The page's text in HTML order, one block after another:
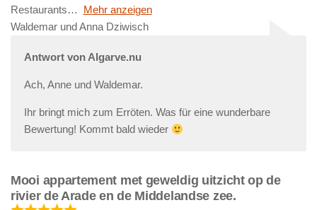
Restaurants
Mehr anzeigen
Waldemar und Anna Dziwisch
Antwort von Algarve.nu
Ach, Anne und Waldemar.
Ihr bringt mich zum Erröten. Was für eine wunderbare
Bewertung! Kommt bald wieder
Mooi appartement met geweldig uitzicht op de
rivier de Arade en de Middelandse zee.